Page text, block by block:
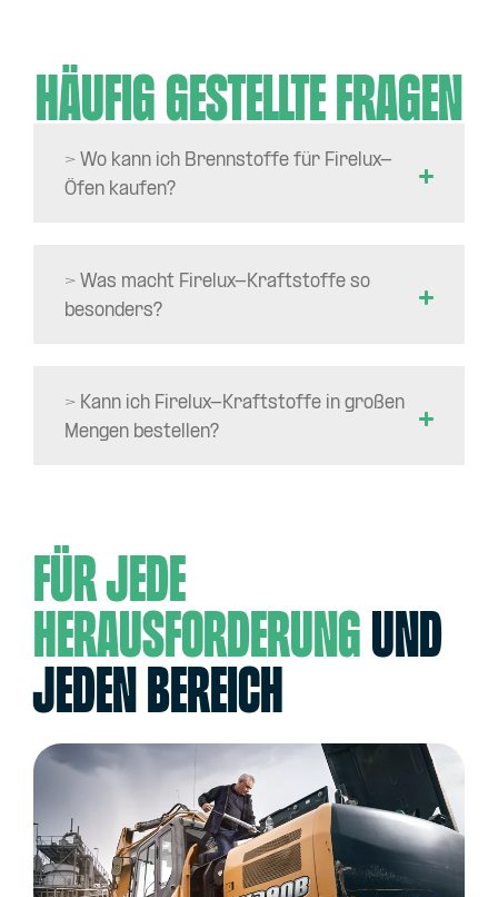
Häufig gestellte Fragen
> Wo kann ich Brennstoffe für Firelux-
Öfen kaufen?
> Was macht Firelux-Kraftstoffe so
besonders?
> Kann ich Firelux-Kraftstoffe in großen
Mengen bestellen?
Für jede
Herausforderung und
jeden Bereich